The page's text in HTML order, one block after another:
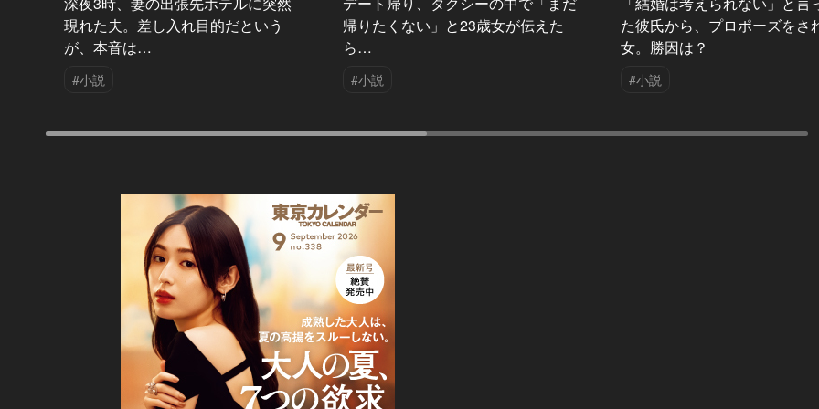
現れた夫。差し入れ目的だという
が、本音は…
#小説
帰りたくない」と23歳女が伝えた
ら…
#小説
た彼氏から、プロポーズをさ
女。勝因は？
#小説